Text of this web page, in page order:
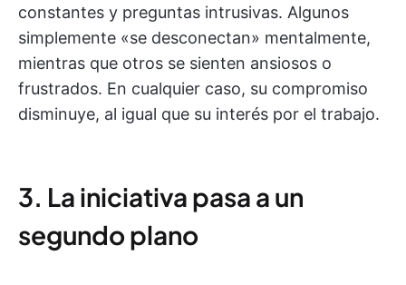
constantes y preguntas intrusivas. Algunos
simplemente «se desconectan» mentalmente,
mientras que otros se sienten ansiosos o
frustrados. En cualquier caso, su compromiso
disminuye, al igual que su interés por el trabajo.
3. La iniciativa pasa a un
segundo plano